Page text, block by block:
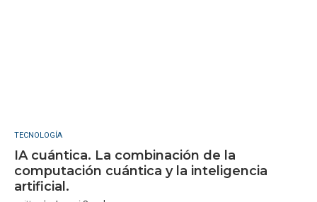
TECNOLOGÍA
IA cuántica. La combinación de la
computación cuántica y la inteligencia
artificial.